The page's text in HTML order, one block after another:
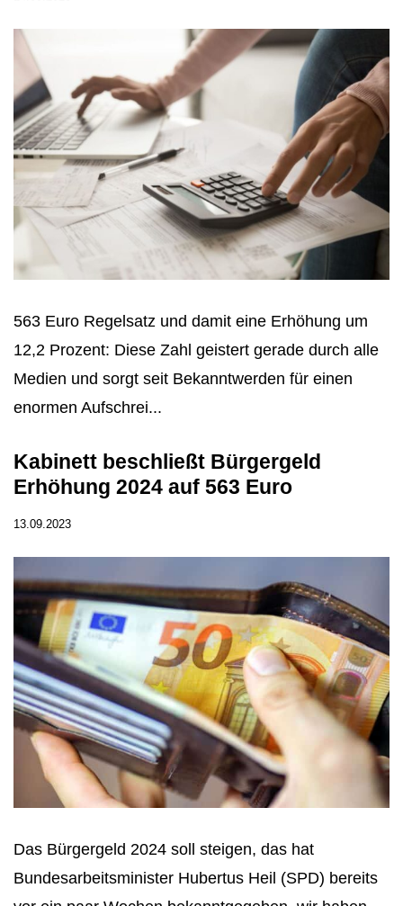
563 Euro Regelsatz und damit eine Erhöhung um
12,2 Prozent: Diese Zahl geistert gerade durch alle
Medien und sorgt seit Bekanntwerden für einen
enormen Aufschrei...
Kabinett beschließt Bürgergeld
Erhöhung 2024 auf 563 Euro
13.09.2023
Das Bürgergeld 2024 soll steigen, das hat
Bundesarbeitsminister Hubertus Heil (SPD) bereits